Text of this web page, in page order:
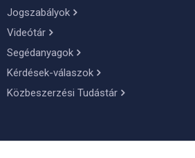
Jogszabályok
Videótár
Segédanyagok
Kérdések-válaszok
Közbeszerzési Tudástár